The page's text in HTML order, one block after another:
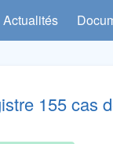
Actualités
155 cas